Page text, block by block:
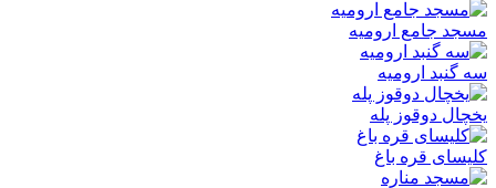
مسجد جامع ارومیه
سه گنبد ارومیه
یخچال دوقوز پله
کلیسای قره باغ